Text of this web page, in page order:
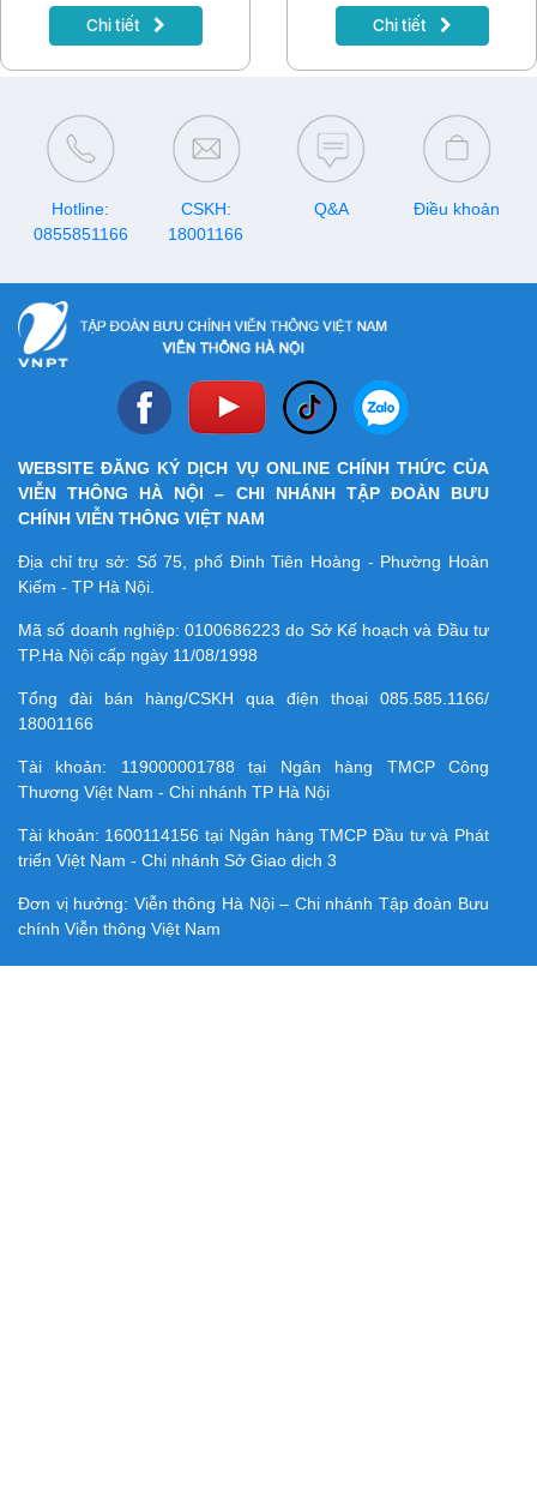
doanh nghiệp và người dân
Thủ đô, qua đó thúc đẩy quá
Chi tiết
Tổng đài Chăm sóc khách
hàng dịch vụ Di động
khách hàng.
Chi tiết
Hotline:
0855851166
CSKH:
18001166
Q&A Điều khoản
WEBSITE ĐĂNG KÝ DỊCH VỤ ONLINE CHÍNH THỨC CỦA
VIỄN THÔNG HÀ NỘI – CHI NHÁNH TẬP ĐOÀN BƯU
CHÍNH VIỄN THÔNG VIỆT NAM
Địa chỉ trụ sở: Số 75, phố Đinh Tiên Hoàng - Phường Hoàn
Kiếm - TP Hà Nội.
Mã số doanh nghiệp:0100686223 do Sở Kế hoạch và Đầu tư
TP.Hà Nội cấp ngày 11/08/1998
Tổng đài bán hàng/CSKH qua điện thoại 085.585.1166/
18001166
Tài khoản: 119000001788 tại Ngân hàng TMCP Công
Thương Việt Nam - Chi nhánh TP Hà Nội
Tài khoản: 1600114156 tại Ngân hàng TMCP Ðầu tư và Phát
triển Việt Nam - Chi nhánh Sở Giao dịch 3
Đơn vị hưởng: Viễn thông Hà Nội – Chi nhánh Tập đoàn Bưu
chính Viễn thông Việt Nam